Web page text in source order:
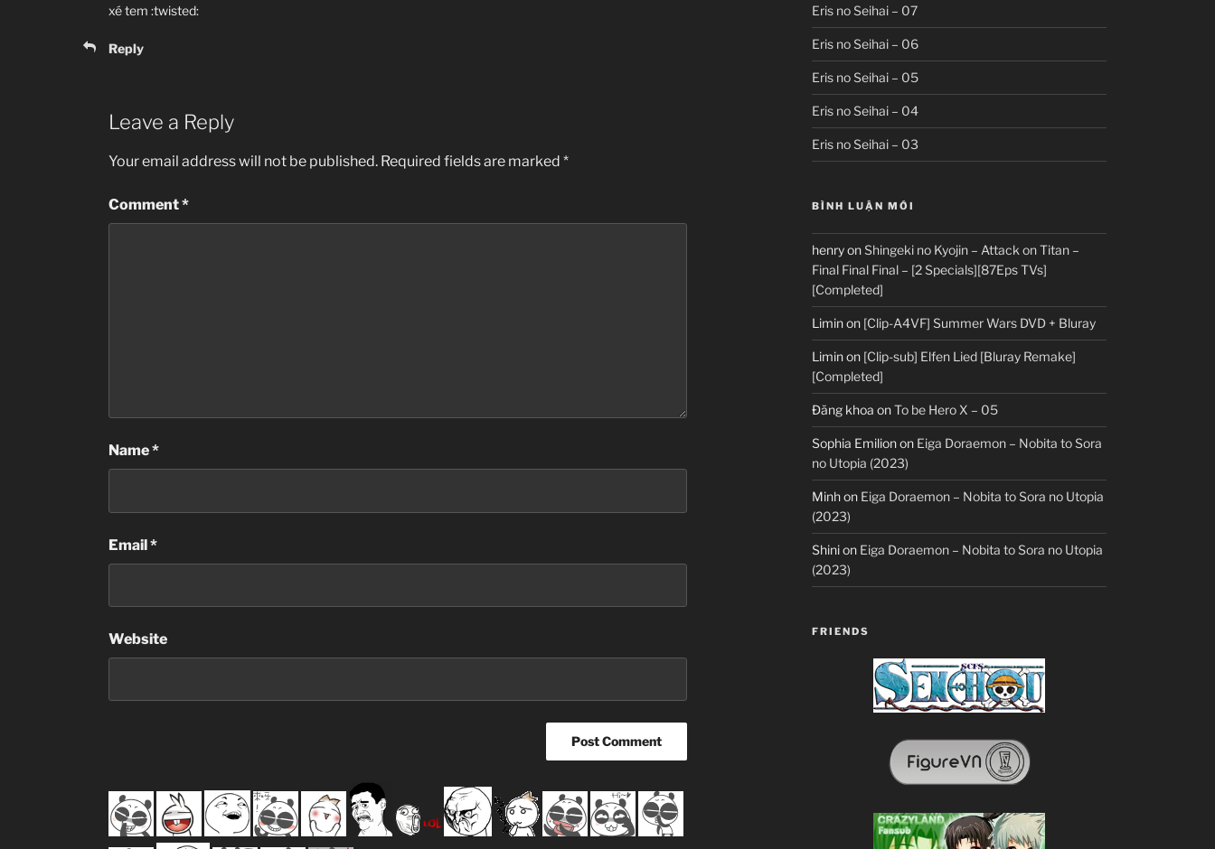
xé tem :twisted:
Reply
Leave a Reply
Your email address will not be published. Required fields are marked *
Comment*
Name*
Email*
Website
Eris no Seihai – 07
Eris no Seihai – 06
Eris no Seihai – 05
Eris no Seihai – 04
Eris no Seihai – 03
BÌNH LUẬN MỚI
henryonShingeki no Kyojin – Attack on Titan –
Final Final Final – [2 Specials][87Eps TVs]
[Completed]
Liminon [Clip-A4VF] Summer Wars DVD + Bluray
Liminon [Clip-sub] Elfen Lied [Bluray Remake]
[Completed]
Đăng khoa onTo be Hero X – 05
Sophia Emilionon Eiga Doraemon – Nobita to Sora
no Utopia (2023)
Minhon Eiga Doraemon – Nobita to Sora no Utopia
(2023)
Shinion Eiga Doraemon – Nobita to Sora no Utopia
(2023)
FRIENDS